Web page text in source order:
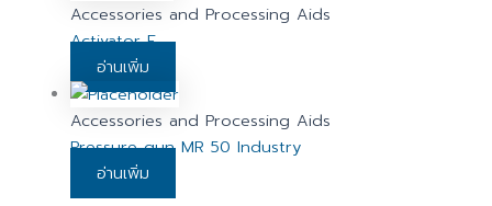
Accessories and Processing Aids
Activator F
อ่านเพิ่ม
Accessories and Processing Aids
Pressure gun MR 50 Industry
อ่านเพิ่ม